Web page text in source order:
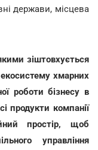
держави, місцева
зіштовхується
хмарних
роботи бізнесу в
продукти компанії
простір, щоб
управління